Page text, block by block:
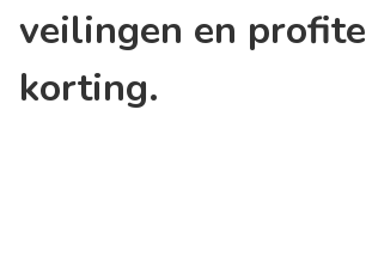
veilingen en
korting.